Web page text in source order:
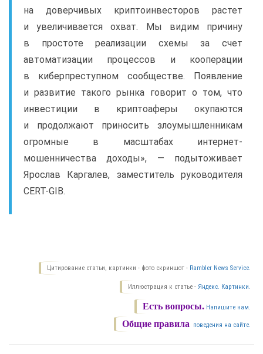
на доверчивых криптоинвесторов растет
и увеличивается охват. Мы видим причину
в простоте реализации схемы за счет
автоматизации процессов и кооперации
в киберпреступном сообществе. Появление
и развитие такого рынка говорит о том, что
инвестиции в криптоаферы окупаются
и продолжают приносить злоумышленникам
огромные в масштабах интернет-
мошенничества доходы», — подытоживает
Ярослав Каргалев, заместитель руководителя
CERT-GIB.
Цитирование статьи, картинки - фото скриншот - Rambler News Service.
Иллюстрация к статье - Яндекс. Картинки.
Есть вопросы. Напишите нам.
Общие правила поведения на сайте.